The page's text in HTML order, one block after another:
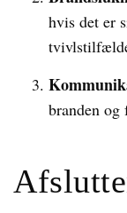
hvis det er
branden og